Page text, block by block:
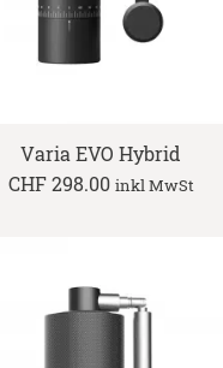
Varia EVO Hybrid
CHF298.00 inkl MwSt